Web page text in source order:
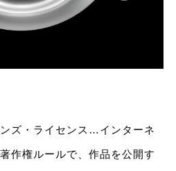
ズ・ライセンス…インターネ
作権ルールで、作品を公開す